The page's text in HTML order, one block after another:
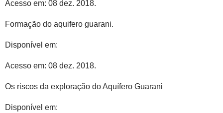
Acesso em: 08 dez. 2018.
Formação do aquifero guarani.
Disponível em:
Acesso em: 08 dez. 2018.
Os riscos da exploração do Aquífero Guarani
Disponível em: